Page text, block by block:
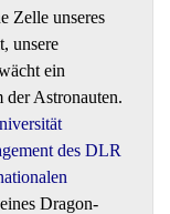
Zelle unseres
unsere
ein
Astronauten.
des DLR
Dragon-